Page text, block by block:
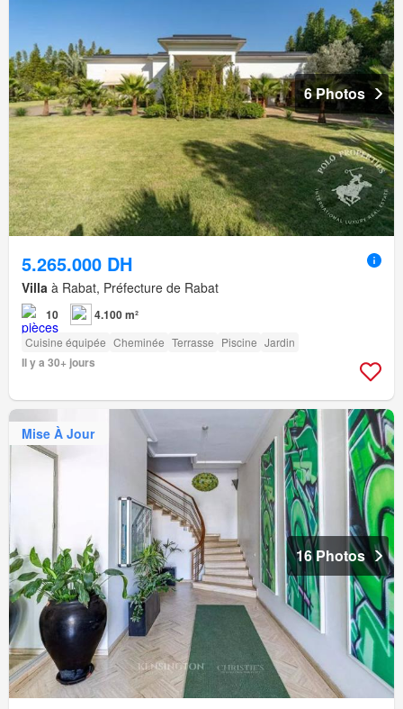
6 Photos
5.265.000 DH
Villa à Rabat, Préfecture de Rabat
10 4.100 m²
Cuisine équipée Cheminée Terrasse Piscine Jardin
Il y a 30+ jours
Mise À Jour
16 Photos